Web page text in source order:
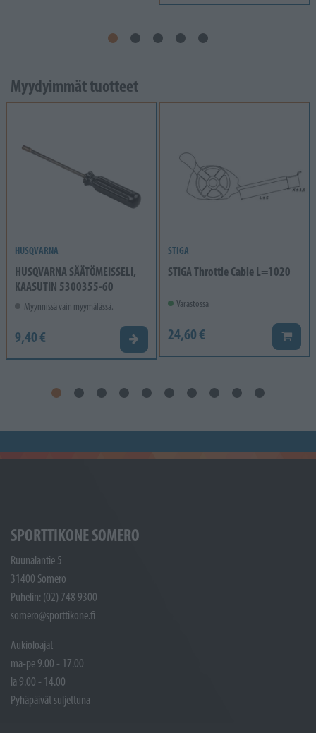
Myydyimmät tuotteet
HUSQVARNA
HUSQVARNA SÄÄTÖMEISSELI,
KAASUTIN 5300355-60
Myynnissä vain myymälässä.
9,40 € Valitse vaihtoehto
STIGA
STIGA Throttle Cable L=1020
Varastossa
24,60 € Lisää
SPORTTIKONE SOMERO
Ruunalantie 5
31400 Somero
Puhelin: (02) 748 9300
somero@sporttikone.fi
Aukioloajat
ma-pe 9.00 - 17.00
la 9.00 - 14.00
Pyhäpäivät suljettuna